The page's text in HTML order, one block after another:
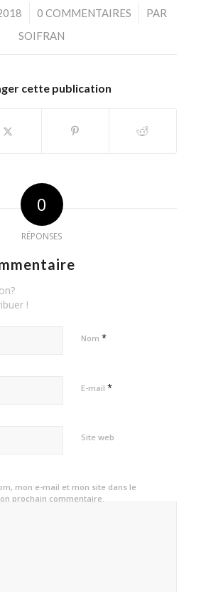
0 COMMENTAIRES
/
PAR
SOIFRAN
cette publication
0
RÉPONSES
!
Nom *
E-mail *
Site web
mon e-mail et mon site dans le
prochain commentaire.